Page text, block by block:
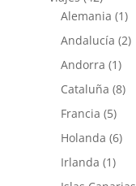
Alemania (1)
Andalucía (2)
Andorra (1)
Cataluña (8)
Francia (5)
Holanda (6)
Irlanda (1)